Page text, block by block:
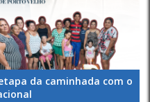
da caminhada com o